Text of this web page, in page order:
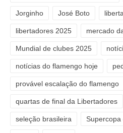
Jorginho José Boto
libertadores 2025 mercado
Mundial de clubes 2025
notícias do flamengo hoje
provável escalação do flamengo
quartas de final da Libertadores
seleção brasileira Supercopa